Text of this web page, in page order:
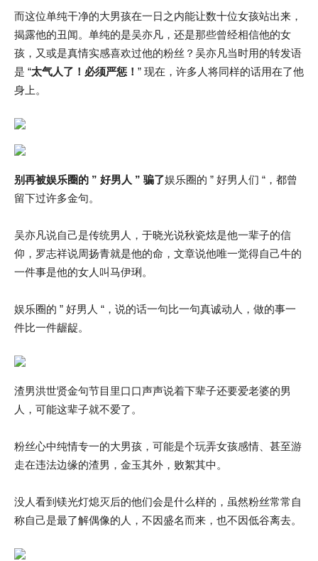
而这位单纯干净的大男孩在一日之内能让数十位女孩站出来，
揭露他的丑闻。单纯的是吴亦凡，还是那些曾经相信他的女
孩，又或是真情实感喜欢过他的粉丝？吴亦凡当时用的转发语
是 “太气人了！必须严惩！ ” 现在，许多人将同样的话用在了他
身上。
别再被娱乐圈的 ” 好男人 ” 骗了娱乐圈的 ” 好男人们 “，都曾
留下过许多金句。
吴亦凡说自己是传统男人，于晓光说秋瓷炫是他一辈子的信
仰，罗志祥说周扬青就是他的命，文章说他唯一觉得自己牛的
一件事是他的女人叫马伊琍。
娱乐圈的 ” 好男人 “，说的话一句比一句真诚动人，做的事一
件比一件龌龊。
渣男洪世贤金句节目里口口声声说着下辈子还要爱老婆的男
人，可能这辈子就不爱了。
粉丝心中纯情专一的大男孩，可能是个玩弄女孩感情、甚至游
走在违法边缘的渣男，金玉其外，败絮其中。
没人看到镁光灯熄灭后的他们会是什么样的，虽然粉丝常常自
称自己是最了解偶像的人，不因盛名而来，也不因低谷离去。